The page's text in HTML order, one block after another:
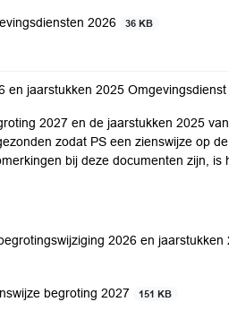
2026 36 KB
en jaarstukken 2025
2027 en de jaarstukken 2025
zodat PS een zienswijze op
bij deze documenten zijn, is
2026 en
begroting 2027 151 KB